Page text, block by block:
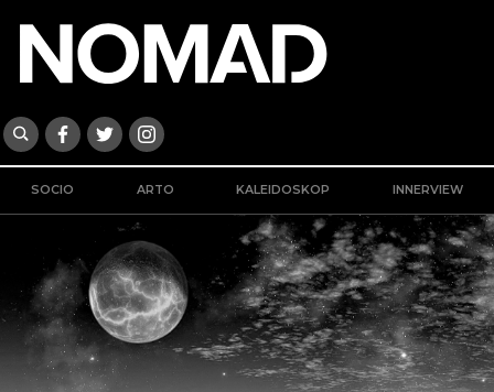
SOCIO ARTO KALEIDOSKOP INNERVIEW